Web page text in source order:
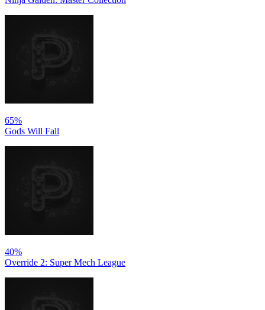
65%
Gods Will Fall
40%
Override 2: Super Mech League